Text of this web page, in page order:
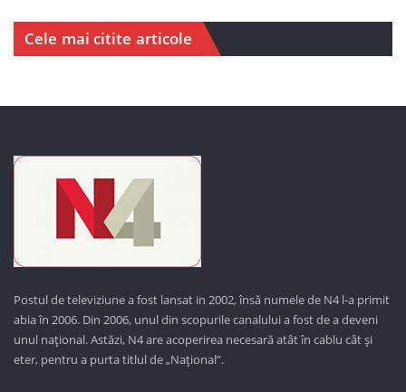
Cele mai citite articole
Postul de televiziune a fost lansat in 2002, însă numele de N4 l-a primit
abia în 2006. Din 2006, unul din scopurile canalului a fost de a deveni
unul național. Astăzi, N4 are acoperirea necesară atât în cablu cât și
eter, pentru a purta titlul de „Național”.